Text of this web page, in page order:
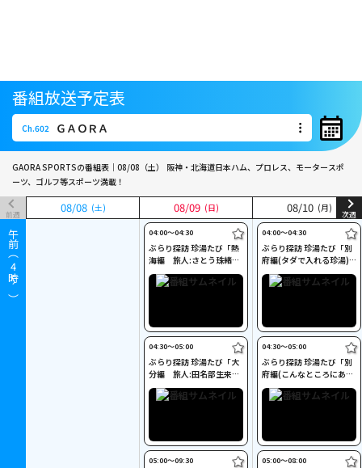
番組放送予定表
Ch.602 ＧＡＯＲＡ
Ch.602 ＧＡＯＲＡ
GAORA SPORTSの番組表｜08/08（土）
阪神・北海道日本ハム、プロレス、モータースポ
ーツ、ゴルフ等スポーツ満載！
08/08 (土) 08/09 (日) 08/10 (月)
前週 次週
午前（
4
時～）
08/08 (土) 08/09 (日) 08/10 (月)
04:00〜04:30
ぶらり探訪 珍湯たび「熱
海編 旅人:さとう珠緒」
#3
04:30〜05:00
ぶらり探訪 珍湯たび「大
分編 旅人:田名部生来」
#4
05:00〜09:30
04:00〜04:30
ぶらり探訪 珍湯たび「別
府編(タダで入れる珍湯)
旅人:田名部生来」 #5
04:30〜05:00
ぶらり探訪 珍湯たび「別
府編(こんなところにある
珍湯) 旅人:田名部生来」 #
05:00〜08:00